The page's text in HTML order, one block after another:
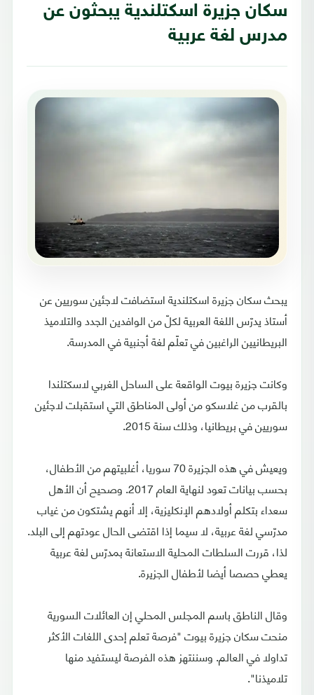
سكان جزيرة اسكتلندية يبحثون عن
مدرس لغة عربية
يبحث سكان جزيرة اسكتلندية استضافت لاجئين سوريين عن
أستاذ يدرّس اللغة العربية لكلّ من الوافدين الجدد والتلاميذ
البريطانيين الراغبين في تعلّم لغة أجنبية في المدرسة.
وكانت جزيرة بيوت الواقعة على الساحل الغربي لاسكتلندا
بالقرب من غلاسكو من أولى المناطق التي استقبلت لاجئين
سوريين في بريطانيا، وذلك سنة 2015.
ويعيش في هذه الجزيرة 70 سوريا، أغلبيتهم من الأطفال،
بحسب بيانات تعود لنهاية العام 2017. وصحيح أن الأهل
سعداء بتكلم أولادهم الإنكليزية، إلا أنهم يشتكون من غياب
مدرّسي لغة عربية، لا سيما إذا اقتضى الحال عودتهم إلى البلد.
لذا، قررت السلطات المحلية الاستعانة بمدرّس لغة عربية
يعطي حصصا أيضا لأطفال الجزيرة.
وقال الناطق باسم المجلس المحلي إن العائلات السورية
منحت سكان جزيرة بيوت "فرصة تعلم إحدى اللغات الأكثر
تداولا في العالم. وسننتهز هذه الفرصة ليستفيد منها
تلاميذنا".